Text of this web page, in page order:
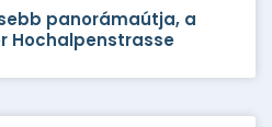
panorámaútja, a
Hochalpenstrasse